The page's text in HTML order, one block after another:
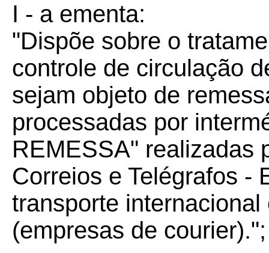
I - a ementa:
"Dispõe sobre o
controle de circulação
sejam objeto de
processadas por
REMESSA" realizadas
Correios e Telégrafos -
transporte
(empresas de courier).";